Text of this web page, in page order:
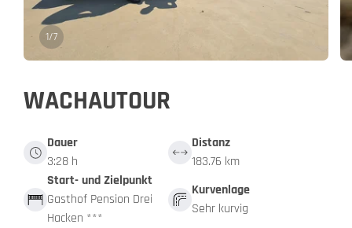
1/7
WACHAUTOUR
Dauer
3:28 h
Distanz
183.76 km
Start- und Zielpunkt
Gasthof Pension Drei
Hacken ***
Kurvenlage
Sehr kurvig